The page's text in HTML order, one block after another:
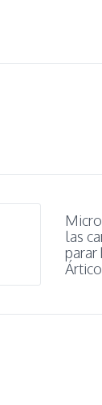
las
parar
Ártico